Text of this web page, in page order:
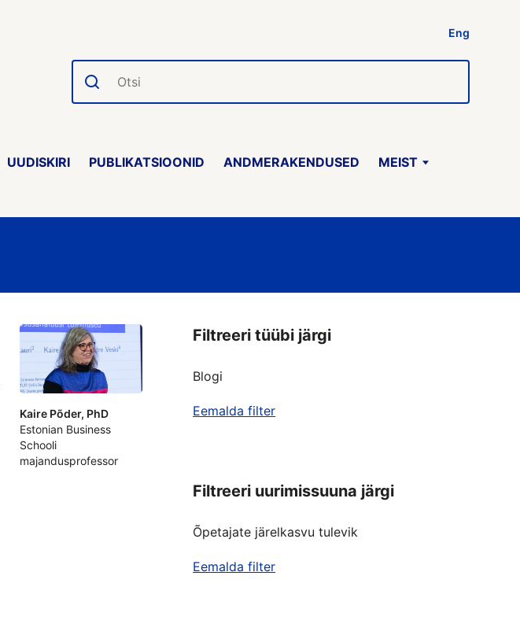
Eng
Otsi
UUDISKIRI PUBLIKATSIOONID ANDMERAKENDUSED MEIST
Kaire Põder, PhD
Estonian Business
Schooli
majandusprofessor
Filtreeri tüübi järgi
Blogi
Eemalda filter
Filtreeri uurimissuuna järgi
Õpetajate järelkasvu tulevik
Eemalda filter